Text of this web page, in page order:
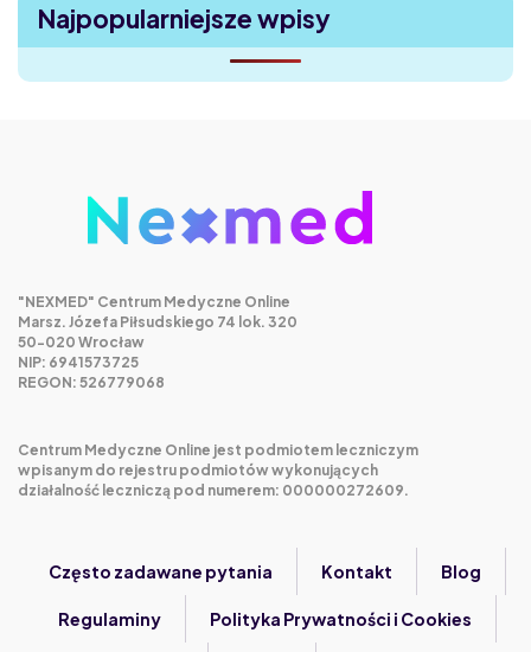
Najpopularniejsze wpisy
odchudzanie działa najlepiej?
Odchudzanie z Mounjaro – czego nikt ci nie powie
Triderm maść. Kiedy działa, a kiedy szkodzi?
"NEXMED" Centrum Medyczne Online
Marsz. Józefa Piłsudskiego 74 lok. 320
NIP: 6941573725